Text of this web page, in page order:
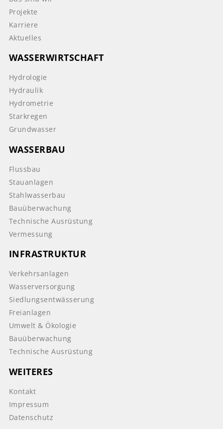
Projekte
Karriere
Aktuelles
WASSERWIRTSCHAFT
Hydrologie
Hydraulik
Hydrometrie
Starkregen
Grundwasser
WASSERBAU
Flussbau
Stauanlagen
Stahlwasserbau
Bauüberwachung
Technische Ausrüstung
Vermessung
INFRASTRUKTUR
Verkehrsanlagen
Wasserversorgung
Siedlungsentwässerung
Freianlagen
Umwelt & Ökologie
Bauüberwachung
Technische Ausrüstung
WEITERES
Kontakt
Impressum
Datenschutz